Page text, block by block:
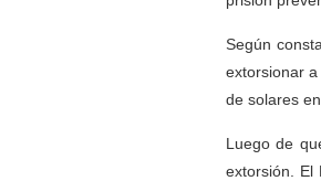
Según
extorsionar
de solares
Luego de
extorsión. El